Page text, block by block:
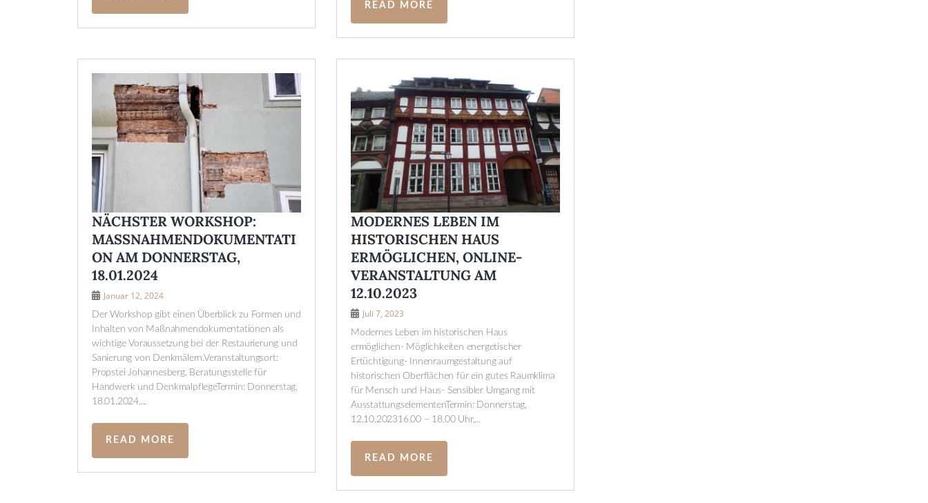
READ MORE
NÄCHSTER WORKSHOP:
MASSNAHMENDOKUMENTATIO
N AM DONNERSTAG, 1
8.01.2024
Januar 12, 2024
Der Workshop gibt einen Überblick zu Formen und
Inhalten von Maßnahmendokumentationen als
wichtige Voraussetzung bei der Restaurierung und
Sanierung von Denkmälern.Veranstaltungsort:
Propstei Johannesberg, Beratungsstelle für
Handwerk und DenkmalpflegeTermin: Donnerstag,
18.01.2024,...
READ MORE
MODERNES LEBEN IM
HISTORISCHEN HAUS
ERMÖGLICHEN, ONLINE-
VERANSTALTUNG AM
12.10.2023
Juli 7, 2023
Modernes Leben im historischen Haus
ermöglichen- Möglichkeiten energetischer
Ertüchtigung- Innenraumgestaltung auf
historischen Oberflächen für ein gutes Raumklima
für Mensch und Haus- Sensibler Umgang mit
AusstattungselementenTermin: Donnerstag,
12.10.202316.00 – 18.00 Uhr,...
READ MORE